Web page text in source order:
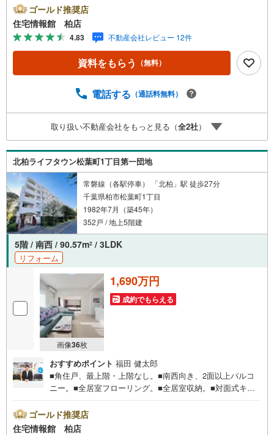
さい。【営業時間 10:00～19:00 火曜・水曜（祝日の場
合は営業いたします）】「資料請求」「内覧」のお問い合
わせは上記時間内ですとスムーズにご対応が可能です。ス
タッフ一同お客様のお問合せをお待ちしております。【住
宅ローン相談会】開催中無理のない住宅ローンの試算やご
購入の際にかかる諸費用の概算も行っております。しっか
気軽にご相談ください。お客様第一主義をモット-にお引越
実に努めさせて頂きます。住宅情報館にお越し頂けたら、
物件のご紹介だけではなく、お住まいの疑問、不安、お家
の事ならなんでもご相談いただけます。お客様の要望をお
伺いしながら誠心誠意、全力でサポートさせて頂きます。
お客様一人一人に合わせたライフプランのご提案をさせて
いただきます。お気軽にご相談ください。
ゴールド推奨店
住宅情報館 柏店
4.83 不動産会社レビュー 12件
資料をもらう （無料）
電話する （通話料無料）
取り扱い不動産会社をもっと見る（全2社）
北柏ライフタウン松葉町1丁目第一団地
常磐線（各駅停車） 「北柏」駅 徒歩27分
千葉県柏市松葉町1丁目
1982年7月（築45年）
352戸 / 地上5階建
5階 / 南西 / 90.57m2 / 3LDK
リフォーム
画像36枚
1,690万円
成約でもらえる
おすすめポイント 福田 健太郎
■角住戸、最上階・上階なし。■南西向き、2面以上バルコ
ニー。■全居室フローリング。■全居室収納。■対面式キッ
店舗展開しております。豊富な物件情報をご用意して皆様
の住まい探しをお手伝いしております。まずは最寄りの住
ゴールド推奨店
住宅情報館 柏店